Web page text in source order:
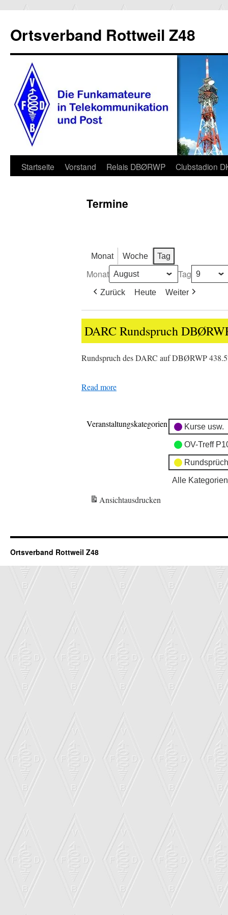
Ortsverband Rottweil Z48
Zum
Startseite Vorstand Relais DBØRWP Clubstadion
Termine
Monat Woche Tag
Monat Tag
Zurück Heute Weiter
DARC
Rundspruch
DBØRWP
DARC Rundspruch
Rundspruch des DARC auf DBØRWP
Read more
Veranstaltungskategorien Kurse usw.
OV-Treff
Alle Kategorien
Ansichtausdrucken
Ortsverband Rottweil Z48